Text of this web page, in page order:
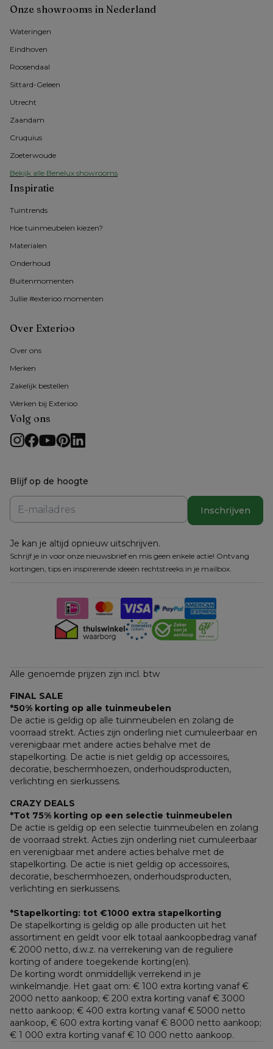
Onze showrooms in Nederland
Wateringen
Eindhoven
Roosendaal
Sittard-Geleen
Utrecht
Zaandam
Cruquius
Zoeterwoude
Bekijk alle Benelux showrooms
Inspiratie
Tuintrends
Hoe tuinmeubelen kiezen?
Materialen
Onderhoud
Buitenmomenten
Jullie #exterioo momenten
Over Exterioo
Over ons
Merken
Zakelijk bestellen
Werken bij Exterioo
Volg ons
Blijf op de hoogte
Inschrijven
Je kan je altijd opnieuw uitschrijven.
Schrijf je in voor onze nieuwsbrief en mis geen enkele actie! Ontvang
kortingen, tips en inspirerende ideeën rechtstreeks in je mailbox.
Alle genoemde prijzen zijn incl. btw
FINAL SALE
*50% korting op alle tuinmeubelen
De actie is geldig op alle tuinmeubelen en zolang de
voorraad strekt. Acties zijn onderling niet cumuleerbaar en
verenigbaar met andere acties behalve met de
stapelkorting. De actie is niet geldig op accessoires,
decoratie, beschermhoezen, onderhoudsproducten,
verlichting en sierkussens.
CRAZY DEALS
*Tot 75% korting op een selectie tuinmeubelen
De actie is geldig op een selectie tuinmeubelen en zolang
de voorraad strekt. Acties zijn onderling niet cumuleerbaar
en verenigbaar met andere acties behalve met de
stapelkorting. De actie is niet geldig op accessoires,
decoratie, beschermhoezen, onderhoudsproducten,
verlichting en sierkussens.
*Stapelkorting: tot €1000 extra stapelkorting
De stapelkorting is geldig op alle producten uit het
assortiment en geldt voor elk totaal aankoopbedrag vanaf
€ 2000 netto, d.w.z. na verrekening van de reguliere
korting of andere toegekende korting(en).
De korting wordt onmiddellijk verrekend in je
winkelmandje. Het gaat om: € 100 extra korting vanaf €
2000 netto aankoop; € 200 extra korting vanaf € 3000
netto aankoop; € 400 extra korting vanaf € 5000 netto
€ 1 000 extra korting vanaf € 10 000 netto aankoop.